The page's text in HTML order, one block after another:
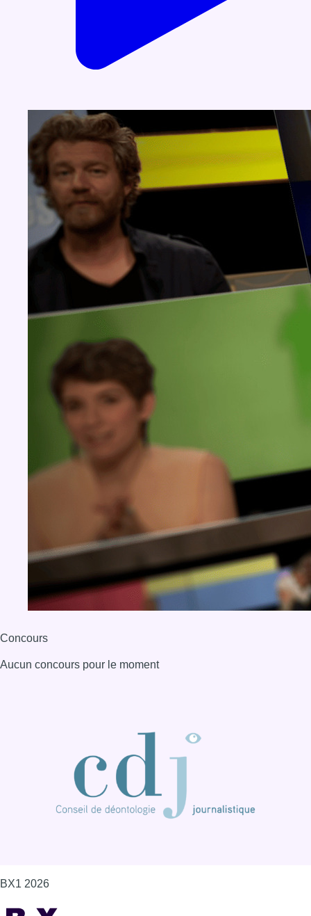
Concours
Aucun concours pour le moment
BX1 2026